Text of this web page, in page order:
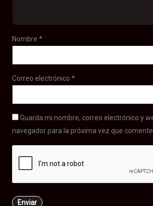
Nombre*
Correo electrónico*
Guarda mi nombre, correo electrónico y
navegador para la próxima vez que comente.